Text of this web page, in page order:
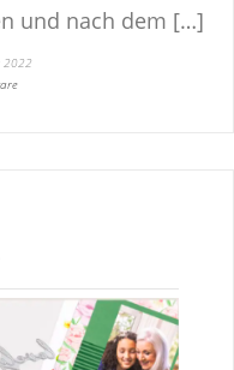
und nach dem […]
2022